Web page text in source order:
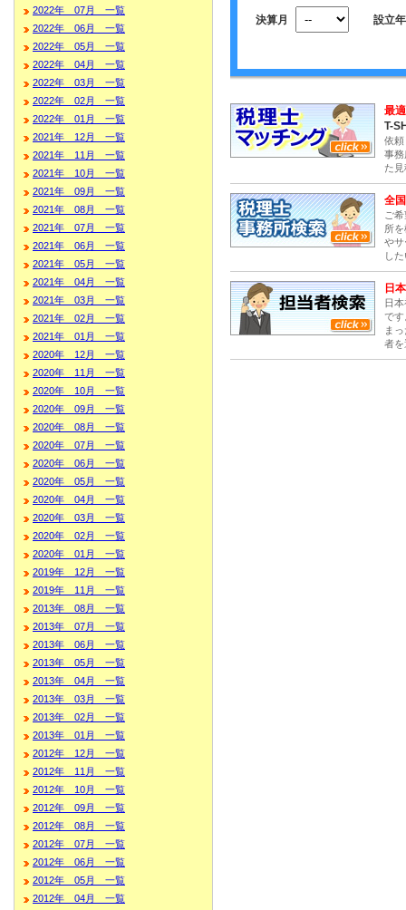
2022年 07月 一覧
2022年 06月 一覧
2022年 05月 一覧
2022年 04月 一覧
2022年 03月 一覧
2022年 02月 一覧
2022年 01月 一覧
2021年 12月 一覧
2021年 11月 一覧
2021年 10月 一覧
2021年 09月 一覧
2021年 08月 一覧
2021年 07月 一覧
2021年 06月 一覧
2021年 05月 一覧
2021年 04月 一覧
2021年 03月 一覧
2021年 02月 一覧
2021年 01月 一覧
2020年 12月 一覧
2020年 11月 一覧
2020年 10月 一覧
2020年 09月 一覧
2020年 08月 一覧
2020年 07月 一覧
2020年 06月 一覧
2020年 05月 一覧
2020年 04月 一覧
2020年 03月 一覧
2020年 02月 一覧
2020年 01月 一覧
2019年 12月 一覧
2019年 11月 一覧
2013年 08月 一覧
2013年 07月 一覧
2013年 06月 一覧
2013年 05月 一覧
2013年 04月 一覧
2013年 03月 一覧
2013年 02月 一覧
2013年 01月 一覧
2012年 12月 一覧
2012年 11月 一覧
2012年 10月 一覧
2012年 09月 一覧
2012年 08月 一覧
2012年 07月 一覧
2012年 06月 一覧
2012年 05月 一覧
2012年 04月 一覧
決算月 設立年
最適
T-
依頼
事務
た
全
ご
所
やサ
し
日
日
です
ま
者を